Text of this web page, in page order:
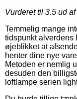
Vurderet til 3.5 ud
Temmelig mange
tidspunkt alverdens
øjeblikket at
henter dine nye
Metoden er nemlig
desuden den
loftlampe serien